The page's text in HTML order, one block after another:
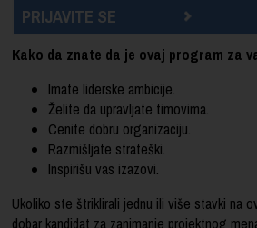
PRIJAVITE SE
Kako da znate da je ovaj program za
Imate liderske ambicije.
Želite da upravljate timovima.
Cenite dobru organizaciju.
Razmišljate strateški.
Inspirišu vas izazovi.
Ukoliko ste štriklirali jednu ili više stavki na
dobar kandidat za zanimanje projektnog